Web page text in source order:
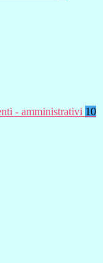
- amministrativi 10